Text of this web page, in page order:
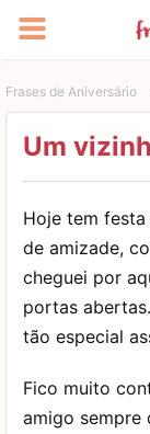
Frases de Aniversário
Um
Hoje tem festa
de amizade,
cheguei por
portas
tão especial
Fico muito
amigo sempre